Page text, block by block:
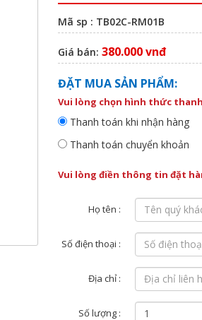
Mã sp : TB02C-RM01B
Giá bán:380.000 vnđ
ĐẶT MUA SẢN PHẨM:
Vui lòng chọn hình thức
Thanh toán khi nhận hàng
Thanh toán chuyển khoản
Vui lòng điền thông tin đặt
Họ tên :
Số điện thoại :
Địa chỉ :
Số lượng :